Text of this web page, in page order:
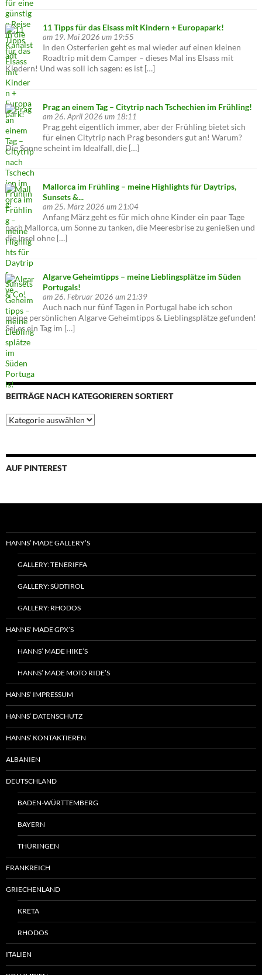
11 Tipps für das Elsass mit Kindern + Europapark!
am 19. Mai 2026 um 19:55
In den Osterferien geht es mal wieder auf einen kleinen
Roadtrip mit dem Camper – dieses Mal ins Elsass mit
Kindern! Und was soll ich sagen: es ist […]
Prag an einem Tag – Citytrip nach Tschechien im Frühling!
am 26. April 2026 um 18:11
Prag geht eigentlich immer, aber der Frühling bietet sich
für einen Citytrip nach Prag besonders gut an! Warum?
Die Sonne scheint im Idealfall, die […]
Mallorca im Frühling – meine Highlights für Daytrips,
Sunsets &...
am 25. März 2026 um 21:04
Anfang März geht es für mich ohne Kinder ein paar Tage
nach Mallorca, um Sonne zu tanken, die Meeresbrise zu genießen und
die Insel ohne […]
Algarve Geheimtipps – meine Lieblingsplätze im Süden
Portugals!
am 26. Februar 2026 um 21:39
Auch nach nur fünf Tagen in Portugal habe ich schon
meine persönlichen Algarve Geheimtipps & Lieblingsplätze gefunden!
Sei es ein Tag im […]
BEITRÄGE NACH KATEGORIEREN SORTIERT
Beiträge
nach
AUF PINTEREST
HANNS’ MADE GALLERY’S
GALLERY: TENERIFFA
GALLERY: SÜDTIROL
GALLERY: RHODOS
HANNS‘ MADE GPX’S
HANNS’ MADE HIKE’S
HANNS’ MADE MOTO RIDE’S
HANNS‘ IMPRESSUM
HANNS‘ DATENSCHUTZ
HANNS‘ KONTAKTIEREN
ALBANIEN
DEUTSCHLAND
BADEN-WÜRTTEMBERG
BAYERN
THÜRINGEN
FRANKREICH
GRIECHENLAND
KRETA
RHODOS
ITALIEN